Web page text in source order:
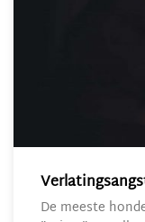
De meeste